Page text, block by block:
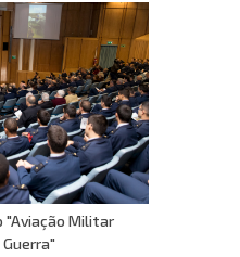
"Aviação Militar